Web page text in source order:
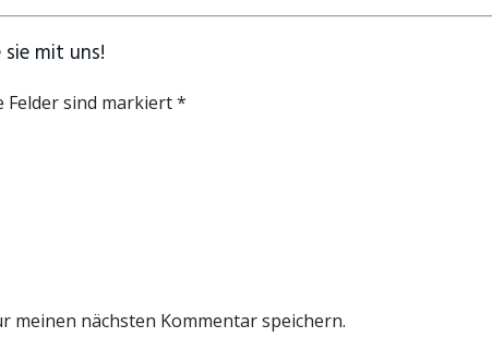
mit uns!
Felder sind markiert *
meinen nächsten Kommentar speichern.